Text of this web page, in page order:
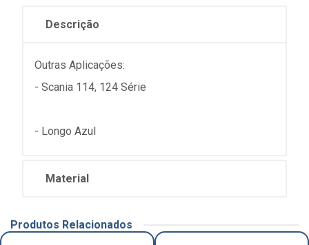
Descrição
Outras Aplicações:
- Scania 114, 124 Série
- Longo Azul
Material
Produtos Relacionados